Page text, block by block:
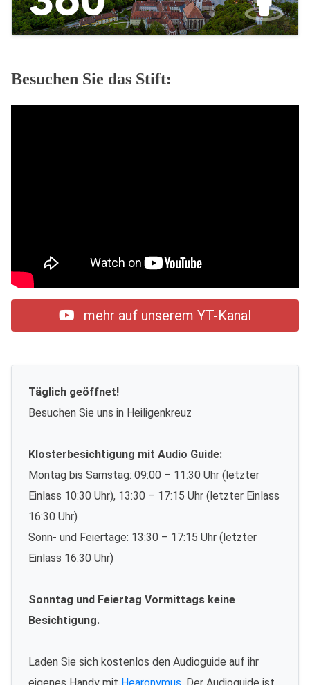
Besuchen Sie das Stift:
mehr auf unserem YT-Kanal
Täglich geöffnet!
Besuchen Sie uns in Heiligenkreuz
Klosterbesichtigung mit Audio Guide:
Montag bis Samstag: 09:00 – 11:30 Uhr (letzter
Einlass 10:30 Uhr), 13:30 – 17:15 Uhr (letzter Einlass
16:30 Uhr)
Sonn- und Feiertage: 13:30 – 17:15 Uhr (letzter
Einlass 16:30 Uhr)
Sonntag und Feiertag Vormittags keine
Besichtigung.
Laden Sie sich kostenlos den Audioguide auf ihr